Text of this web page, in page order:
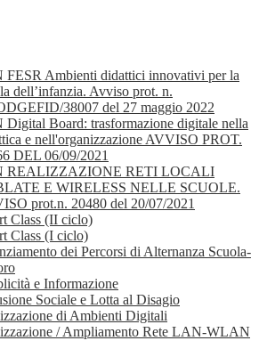
FESR Ambienti didattici innovativi per la
dell’infanzia. Avviso prot. n.
38007 del 27 maggio 2022
Digital Board: trasformazione digitale nella
e nell'organizzazione AVVISO PROT.
DEL 06/09/2021
REALIZZAZIONE RETI LOCALI
E WIRELESS NELLE SCUOLE.
prot.n. 20480 del 20/07/2021
Class (II ciclo)
Class (I ciclo)
dei Percorsi di Alternanza Scuola-
e Informazione
Sociale e Lotta al Disagio
di Ambienti Digitali
/ Ampliamento Rete LAN-WLAN